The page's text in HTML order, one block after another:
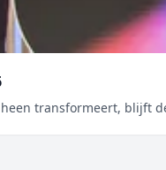
transformeert, blijft